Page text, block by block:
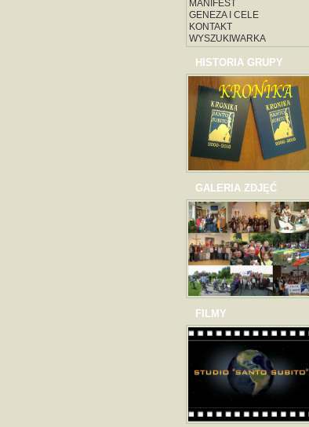
MANIFEST
GENEZA I CELE
KONTAKT
WYSZUKIWARKA
HISTORIA GRUPY
GALERIA ZDJĘĆ
FILMY